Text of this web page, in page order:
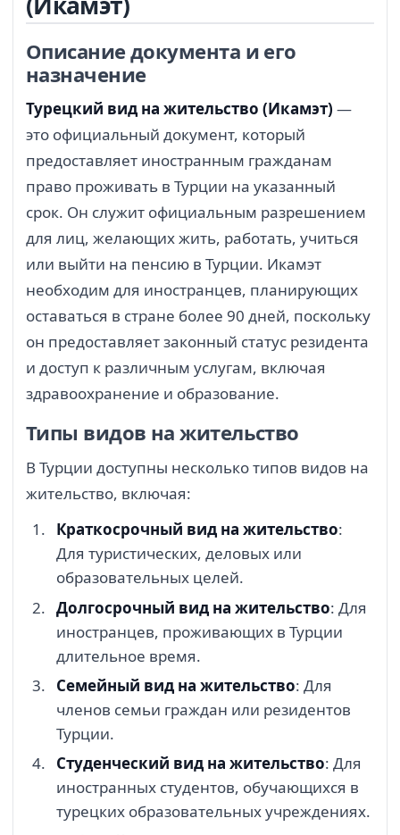
Описание документа и его
назначение
Турецкий вид на жительство (Икамэт) —
это официальный документ, который
предоставляет иностранным гражданам
право проживать в Турции на указанный
срок. Он служит официальным разрешением
для лиц, желающих жить, работать, учиться
или выйти на пенсию в Турции. Икамэт
необходим для иностранцев, планирующих
оставаться в стране более 90 дней, поскольку
он предоставляет законный статус резидента
и доступ к различным услугам, включая
здравоохранение и образование.
Типы видов на жительство
В Турции доступны несколько типов видов на
жительство, включая:
Краткосрочный вид на жительство:
Для туристических, деловых или
образовательных целей.
Долгосрочный вид на жительство: Для
иностранцев, проживающих в Турции
длительное время.
Семейный вид на жительство: Для
членов семьи граждан или резидентов
Турции.
Студенческий вид на жительство: Для
иностранных студентов, обучающихся в
турецких образовательных учреждениях.